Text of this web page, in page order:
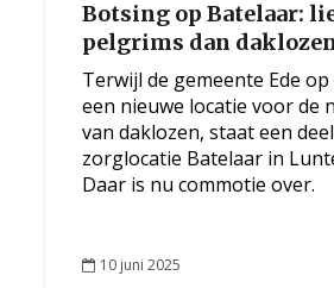
Botsing op Batelaar:
pelgrims dan
Terwijl de gemeente Ede
een nieuwe locatie voor de
van daklozen, staat een
zorglocatie Batelaar in
Daar is nu commotie over.
10 juni 2025